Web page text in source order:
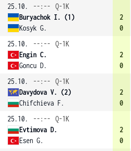
25.10. --:--
Q-1K
Buryachok I. (1)
Kosyk G.
2
0
25.10.
--:--
Q-1K
Engin C.
Goncu D.
2
0
25.10.
--:--
Q-1K
Davydova V. (2)
Chifchieva F.
2
0
25.10.
--:--
Q-1K
Evtimova D.
Esen G.
2
0